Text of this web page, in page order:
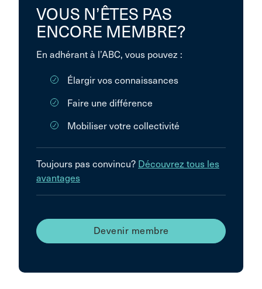
VOUS N’ÊTES PAS
ENCORE MEMBRE?
En adhérant à l’ABC, vous pouvez :
Élargir vos connaissances
Faire une différence
Mobiliser votre collectivité
Toujours pas convincu? Découvrez tous les
avantages
Devenir membre